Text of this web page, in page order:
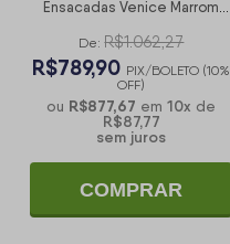
Ensacadas Venice Marrom
De: R$1.062,27
R$789,90 PIX/BOLETO (10%
OFF)
ou R$877,67 em10x de
R$87,77
sem juros
COMPRAR